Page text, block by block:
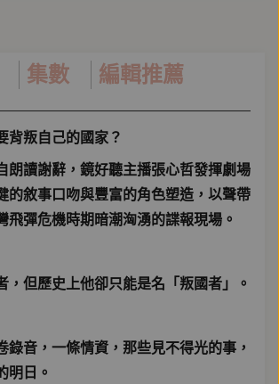
集數 編輯推薦
背叛自己的國家？
朗讀謝辭，鏡好聽主播張心哲發揮劇場
的敘事口吻與豐富的角色塑造，以聲帶
飛彈危機時期暗潮洶湧的諜報現場。
，但歷史上他卻只能是名「叛國者」。
錄音，一條情資，那些見不得光的事，
明日。